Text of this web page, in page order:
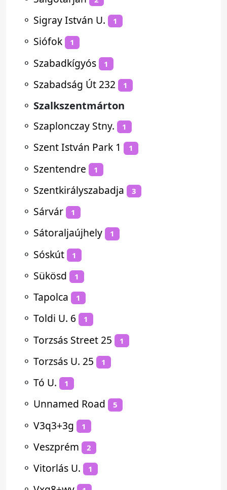
⚬ Sigray István U. 1
⚬ Siófok 1
⚬ Szabadkígyós 1
⚬ Szabadság Út 232 1
⚬ Szalkszentmárton
⚬ Szaplonczay Stny. 1
⚬ Szent István Park 1 1
⚬ Szentendre 1
⚬ Szentkirályszabadja 3
⚬ Sárvár 1
⚬ Sátoraljaújhely 1
⚬ Sóskút 1
⚬ Sükösd 1
⚬ Tapolca 1
⚬ Toldi U. 6 1
⚬ Torzsás Street 25 1
⚬ Torzsás U. 25 1
⚬ Tó U. 1
⚬ Unnamed Road 5
⚬ V3q3+3g 1
⚬ Veszprém 2
⚬ Vitorlás U. 1